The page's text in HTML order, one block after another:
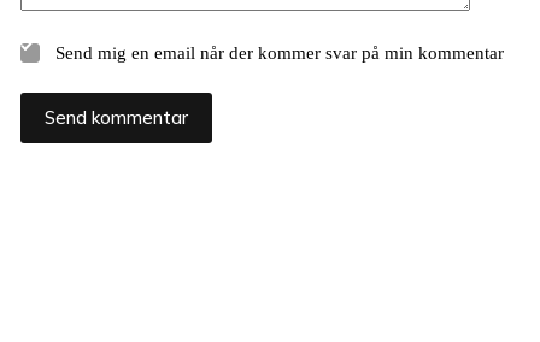
Send mig en email når der kommer svar på min kommentar
Send kommentar